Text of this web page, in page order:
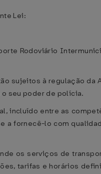
Lei:
Rodoviário
sujeitos à regulação da
o seu poder de polícia.
incluído entre as
a fornecê-lo com
os serviços de
tarifas e horários